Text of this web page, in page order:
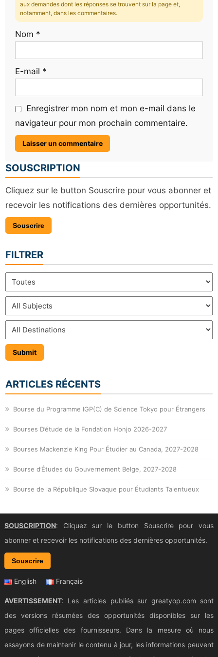
aux demandes dont les réponses se trouvent sur la page et,
notamment, dans les commentaires.
Nom *
E-mail *
Enregistrer mon nom et mon e-mail dans le
navigateur pour mon prochain commentaire.
SOUSCRIPTION
Cliquez sur le button Souscrire pour vous abonner et
recevoir les notifications des dernières opportunités.
Souscrire
FILTRER
ARTICLES RÉCENTS
Bourse du Programme IGP(C) de Science Tokyo pour Étrangers
Bourses D’étude de la Fondation Honjo 2026-2027
Bourses Mackenzie King Pour Étudier au Canada, 2027-2028
Bourse d’Études du Gouvernement Belge, 2027-2028
Bourse de la République Slovaque pour Étudiants Talentueux
SOUSCRIPTION: Cliquez sur le button Souscrire pour vous
abonner et recevoir les notifications des dernières opportunités.
Souscrire
English Français
AVERTISSEMENT: Les articles publiés sur greatyop.com sont
des versions résumées des opportunités disponibles sur les
pages officielles des fournisseurs. Dans la mesure où nous
essayons de maintenir le contenu à jour, les informations peuvent